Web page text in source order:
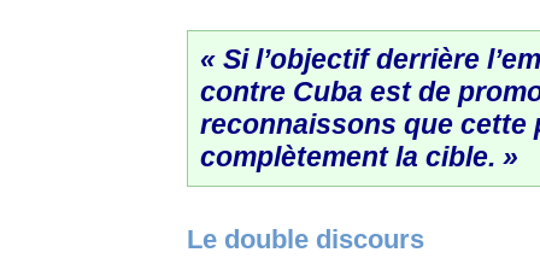
« Si l’objectif derrière
contre Cuba est de
reconnaissons que cette
complètement la cible. »
Le double discours